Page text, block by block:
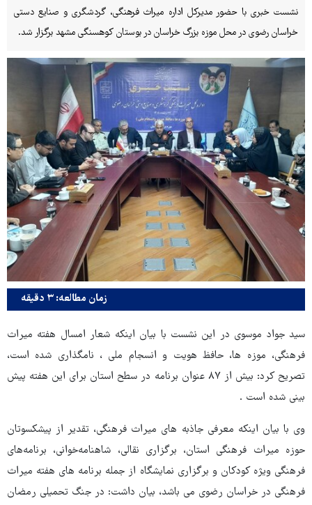
نشست خبری با حضور مدیرکل اداره میراث فرهنگی، گردشگری و صنایع دستی
خراسان رضوی در محل موزه بزرگ خراسان در بوستان کوهسنگی مشهد برگزار شد.
زمان مطالعه: ۳ دقیقه
سید جواد موسوی در این نشست با بیان اینکه شعار امسال هفته میراث
فرهنگی، موزه ها، حافظ هویت و انسجام ملی ، نامگذاری شده است،
تصریح کرد: بیش از ۸۷ عنوان برنامه در سطح استان برای این هفته پیش
بینی شده است .
وی با بیان اینکه معرفی جاذبه های میراث فرهنگی، تقدیر از پیشکسوتان
حوزه میراث فرهنگی استان، برگزاری نقالی، شاهنامه‌خوانی، برنامه‌های
فرهنگی ویژه کودکان و برگزاری نمایشگاه از جمله برنامه های هفته میراث
فرهنگی در خراسان رضوی می باشد، بیان داشت: در جنگ تحمیلی رمضان